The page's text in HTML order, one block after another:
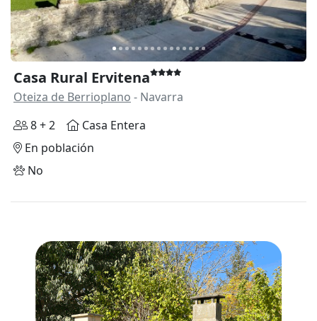
Casa Rural Ervitena
Oteiza de Berrioplano - Navarra
8 + 2
Casa Entera
En población
No